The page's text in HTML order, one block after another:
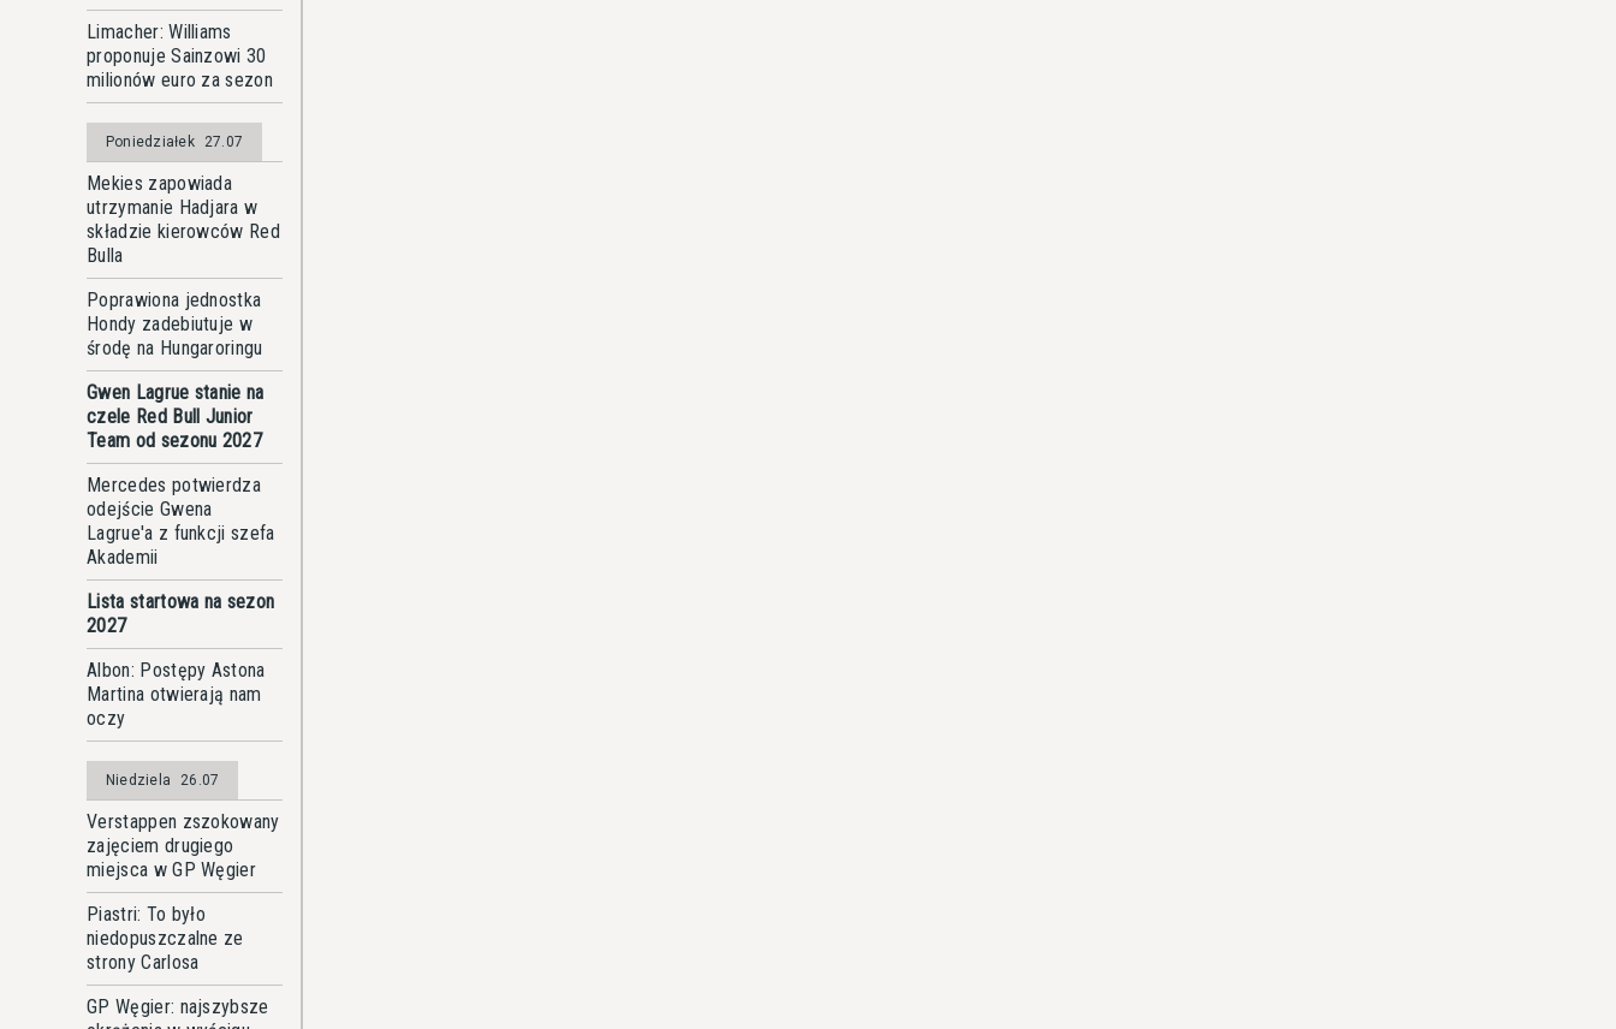
Limacher: Williams
proponuje Sainzowi 30
milionów euro za sezon
Poniedziałek 27.07
Mekies zapowiada
utrzymanie Hadjara w
składzie kierowców Red
Bulla
Poprawiona jednostka
Hondy zadebiutuje w
środę na Hungaroringu
Gwen Lagrue stanie na
czele Red Bull Junior
Team od sezonu 2027
Mercedes potwierdza
odejście Gwena
Lagrue'a z funkcji szefa
Akademii
Lista startowa na sezon
2027
Albon: Postępy Astona
Martina otwierają nam
oczy
Niedziela 26.07
Verstappen zszokowany
zajęciem drugiego
miejsca w GP Węgier
Piastri: To było
niedopuszczalne ze
strony Carlosa
GP Węgier: najszybsze